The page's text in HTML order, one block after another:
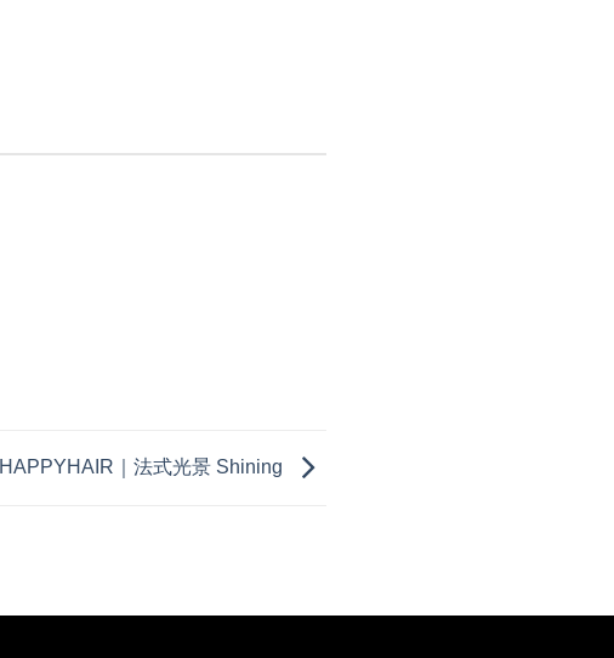
HAPPYHAIR｜法式光景 Shining